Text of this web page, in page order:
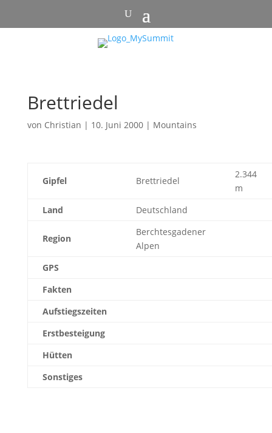
Brettriedel
von Christian | 10. Juni 2000| Mountains
Gipfel Brettriedel
2.344
m
Land
Deutschland
Region
Berchtesgadener
Alpen
GPS
Fakten
Aufstiegszeiten
Erstbesteigung
Hütten
Sonstiges